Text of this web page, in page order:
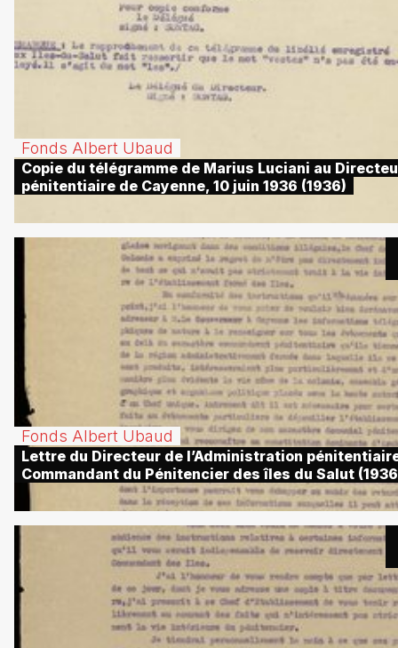
Fonds Albert Ubaud
Copie du télégramme de Marius Luciani au
pénitentiaire de Cayenne, 10 juin 1936 (1936)
Fonds Albert Ubaud
Lettre du Directeur de l’Administration
Commandant du Pénitencier des îles du Salut